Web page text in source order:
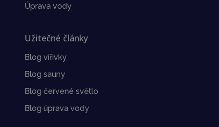
Úprava vody
Užitečné články
Blog vířivky
Blog sauny
Blog červené světlo
Blog úprava vody